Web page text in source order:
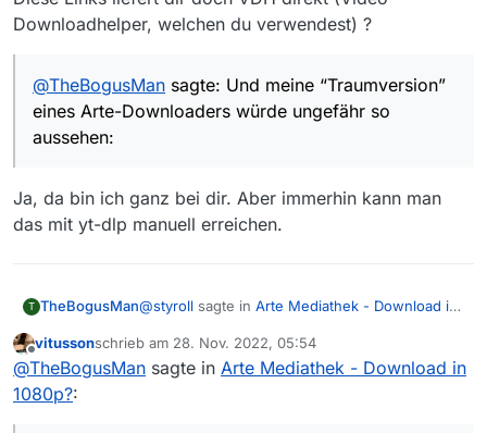
Downloadhelper, welchen du verwendest) ?
@TheBogusMan sagte: Und meine “Traumversion”
eines Arte-Downloaders würde ungefähr so
aussehen:
Ja, da bin ich ganz bei dir. Aber immerhin kann man
das mit yt-dlp manuell erreichen.
T TheBogusMan@styroll sagte in Arte Mediathek - Download in
Mir ist nach diesen Aussagen jetzt nicht
Offline
vitussonschrieb am 28. Nov. 2022, 05:54
zuletzt editiert von
@TheBogusMan sagte in Arte Mediathek - Download in
1080p?: